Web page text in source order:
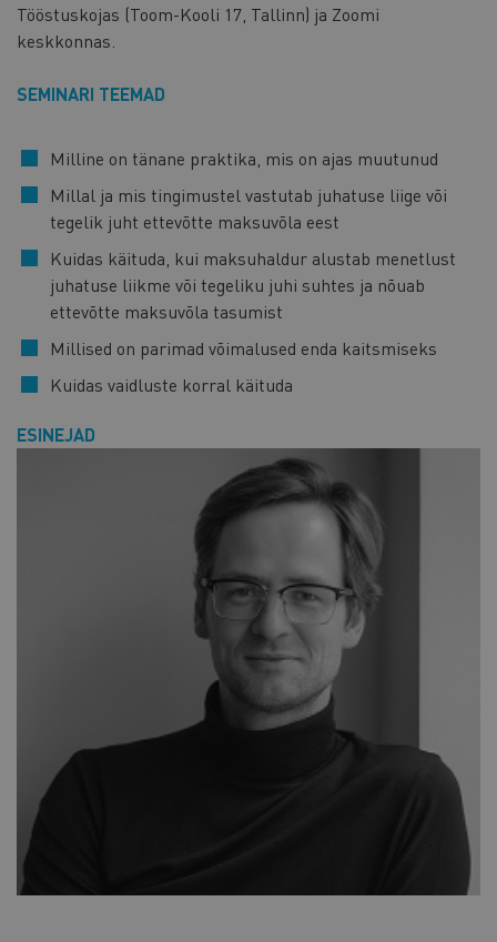
Tööstuskojas (Toom-Kooli 17, Tallinn) ja Zoomi
keskkonnas.
SEMINARI TEEMAD
Milline on tänane praktika, mis on ajas muutunud
Millal ja mis tingimustel vastutab juhatuse liige või
tegelik juht ettevõtte maksuvõla eest
Kuidas käituda, kui maksuhaldur alustab menetlust
juhatuse liikme või tegeliku juhi suhtes ja nõuab
ettevõtte maksuvõla tasumist
Millised on parimad võimalused enda kaitsmiseks
Kuidas vaidluste korral käituda
ESINEJAD